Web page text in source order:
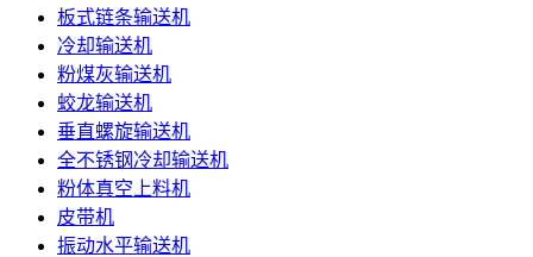
板式链条输送机
冷却输送机
粉煤灰输送机
蛟龙输送机
垂直螺旋输送机
全不锈钢冷却输送机
粉体真空上料机
皮带机
振动水平输送机